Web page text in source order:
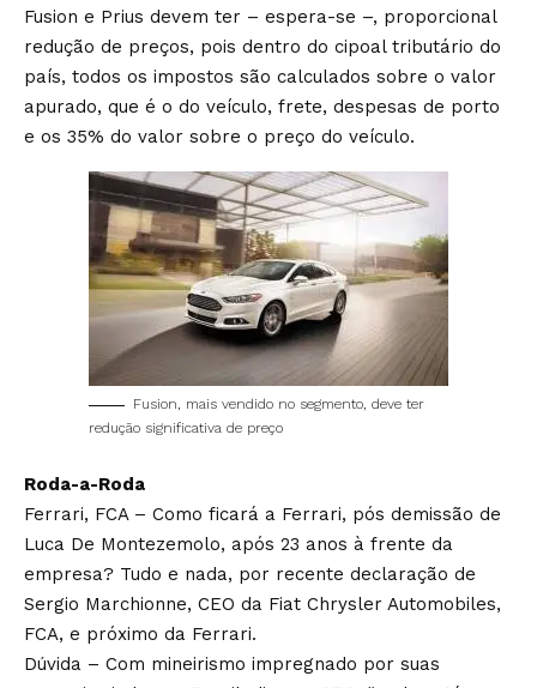
Fusion e Prius devem ter – espera-se –, proporcional
redução de preços, pois dentro do cipoal tributário do
país, todos os impostos são calculados sobre o valor
apurado, que é o do veículo, frete, despesas de porto
e os 35% do valor sobre o preço do veículo.
Fusion, mais vendido no segmento, deve ter
redução significativa de preço
Roda-a-Roda
Ferrari, FCA – Como ficará a Ferrari, pós demissão de
Luca De Montezemolo, após 23 anos à frente da
empresa? Tudo e nada, por recente declaração de
Sergio Marchionne, CEO da Fiat Chrysler Automobiles,
FCA, e próximo da Ferrari.
Dúvida – Com mineirismo impregnado por suas